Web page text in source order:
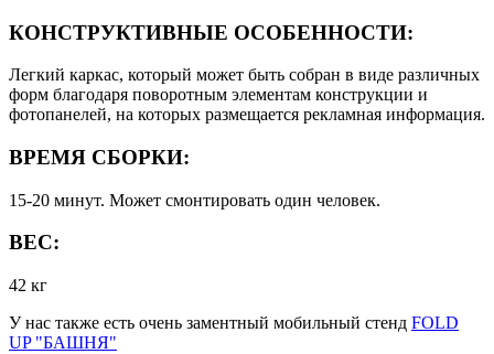
КОНСТРУКТИВНЫЕ ОСОБЕННОСТИ:
Легкий каркас, который может быть собран в виде различных
форм благодаря поворотным элементам конструкции и
фотопанелей, на которых размещается рекламная информация.
ВРЕМЯ СБОРКИ:
15-20 минут. Может смонтировать один человек.
ВЕС:
42 кг
У нас также есть очень заментный мобильный стенд FOLD
UP "БАШНЯ"